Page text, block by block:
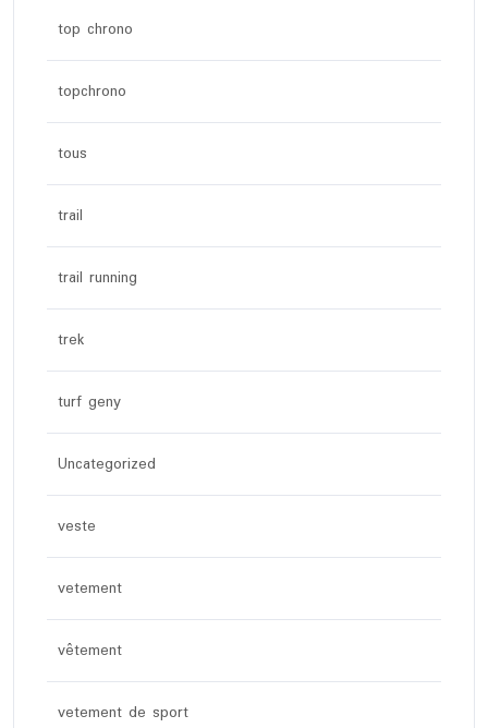
top chrono
topchrono
tous
trail
trail running
trek
turf geny
Uncategorized
veste
vetement
vêtement
vetement de sport